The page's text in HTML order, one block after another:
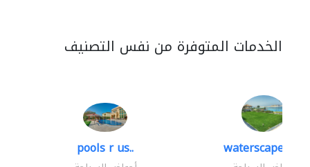
الخدمات المتوفرة من نفس التصنيف
pools r us.. waterscapes llc